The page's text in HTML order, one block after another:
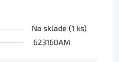
Na sklade (1 ks)
623160AM